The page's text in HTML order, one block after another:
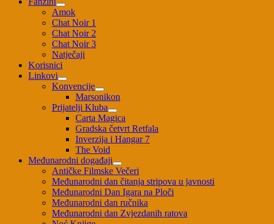
Amok
Chat Noir 1
Chat Noir 2
Chat Noir 3
Natječaji
Korisnici
Linkovi
Konvencije
Marsonikon
Prijatelji Kluba
Carta Magica
Gradska četvrt Retfala
Inverzija i Hangar 7
The Void
Međunarodni događaji
Antičke Filmske Večeri
Međunarodni dan čitanja stripova u javnosti
Međunarodni Dan Igara na Ploči
Međunarodni dan ručnika
Međunarodni dan Zvjezdanih ratova